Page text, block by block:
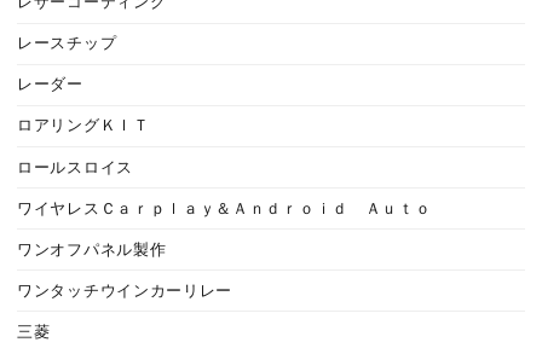
レースチップ
レーダー
ロアリングＫＩＴ
ロールスロイス
ワイヤレスＣａｒｐｌａｙ＆Ａｎｄｒｏｉｄ Ａｕｔｏ
ワンオフパネル製作
ワンタッチウインカーリレー
三菱